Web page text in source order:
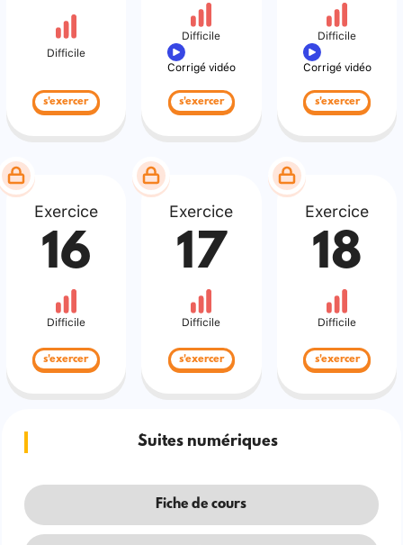
Difficile
s'exercer
Difficile
Corrigé vidéo
s'exercer
Difficile
Corrigé vidéo
s'exercer
Exercice
16
Difficile
s'exercer
Exercice
17
Difficile
s'exercer
Exercice
18
Difficile
s'exercer
Suites numériques
Fiche de cours